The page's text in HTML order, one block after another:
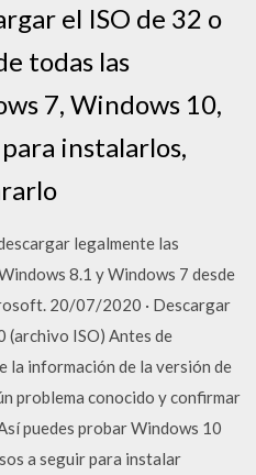
el ISO de 32 o
todas las
7, Windows 10,
instalarlos,
legalmente las
8.1 y Windows 7 desde
20/07/2020 · Descargar
(archivo ISO) Antes de
la información de la versión de
problema conocido y confirmar
puedes probar Windows 10
a seguir para instalar